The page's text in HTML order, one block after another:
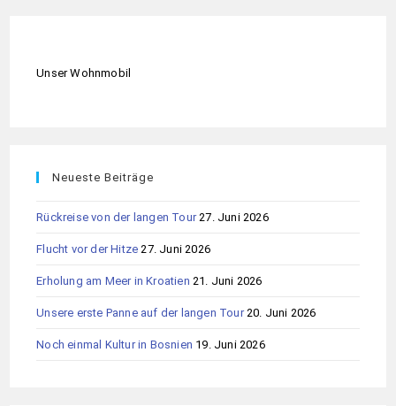
Unser Wohnmobil
Neueste Beiträge
Rückreise von der langen Tour 27. Juni 2026
Flucht vor der Hitze 27. Juni 2026
Erholung am Meer in Kroatien 21. Juni 2026
Unsere erste Panne auf der langen Tour 20. Juni 2026
Noch einmal Kultur in Bosnien 19. Juni 2026